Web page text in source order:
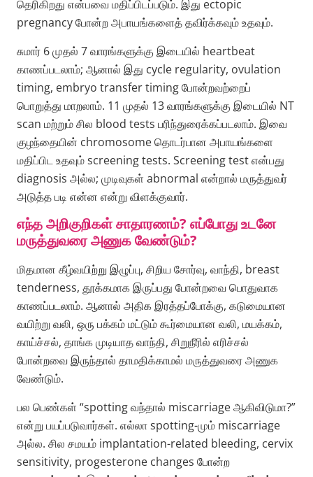
தெரிகிறது என்பவை மதிப்பிடப்படும். இது ectopic
pregnancy போன்ற அபாயங்களைத் தவிர்க்கவும் உதவும்.
சுமார் 6 முதல் 7 வாரங்களுக்கு இடையில் heartbeat
காணப்படலாம்; ஆனால் இது cycle regularity, ovulation
timing, embryo transfer timing போன்றவற்றைப்
பொறுத்து மாறலாம். 11 முதல் 13 வாரங்களுக்கு இடையில் NT
scan மற்றும் சில blood tests பரிந்துரைக்கப்படலாம். இவை
குழந்தையின் chromosome தொடர்பான அபாயங்களை
மதிப்பிட உதவும் screening tests. Screening test என்பது
diagnosis அல்ல; முடிவுகள் abnormal என்றால் மருத்துவர்
அடுத்த படி என்ன என்று விளக்குவார்.
எந்த அறிகுறிகள் சாதாரணம்? எப்போது உடனே
மருத்துவரை அணுக வேண்டும்?
மிதமான கீழ்வயிற்று இழுப்பு, சிறிய சோர்வு, வாந்தி, breast
tenderness, தூக்கமாக இருப்பது போன்றவை பொதுவாக
காணப்படலாம். ஆனால் அதிக இரத்தப்போக்கு, கடுமையான
வயிற்று வலி, ஒரு பக்கம் மட்டும் கூர்மையான வலி, மயக்கம்,
காய்ச்சல், தாங்க முடியாத வாந்தி, சிறுநீரில் எரிச்சல்
போன்றவை இருந்தால் தாமதிக்காமல் மருத்துவரை அணுக
வேண்டும்.
பல பெண்கள் “spotting வந்தால் miscarriage ஆகிவிடுமா?”
என்று பயப்படுவார்கள். எல்லா spotting-மும் miscarriage
அல்ல. சில சமயம் implantation-related bleeding, cervix
sensitivity, progesterone changes போன்ற